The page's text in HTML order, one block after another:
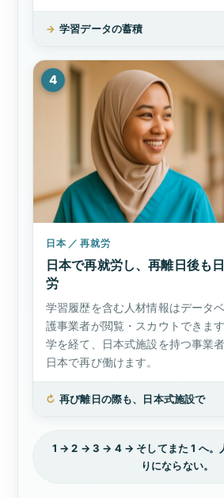
→ 学習データの蓄積
4
日本 ／ 再就労
日本で再就労し、再離日後も
労
学習履歴を含む人材情報はデータ
護事業者が閲覧・スカウトできま
学を経て、日本式施設を持つ事業
日本で再び働けます。
↻ 再び離日の際も、日本式施設で
1 → 2 → 3 → 4 → そしてまた 1 へ。
りにならない。